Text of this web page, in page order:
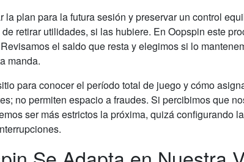
plan para la futura sesión y preservar un control
retirar utilidades, si las hubiere. En Oopspin este
el saldo que resta y elegimos si lo
manda.
para conocer el período total de juego y cómo
no permiten espacio a fraudes. Si percibimos que
ser más estrictos la próxima, quizá configurando